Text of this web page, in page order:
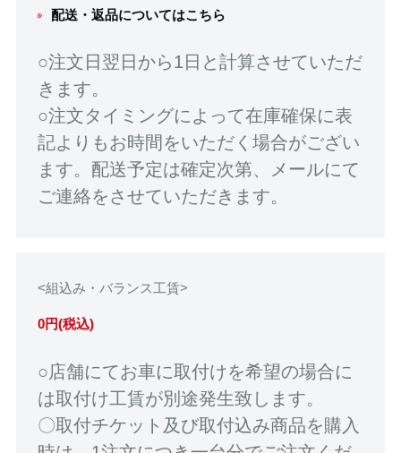
配送・返品についてはこちら
○注文日翌日から1日と計算させていただ
きます。
○注文タイミングによって在庫確保に表
記よりもお時間をいただく場合がござい
ます。配送予定は確定次第、メールにて
ご連絡をさせていただきます。
<組込み・バランス工賃>
0円(税込)
○店舗にてお車に取付けを希望の場合に
は取付け工賃が別途発生致します。
〇取付チケット及び取付込み商品を購入